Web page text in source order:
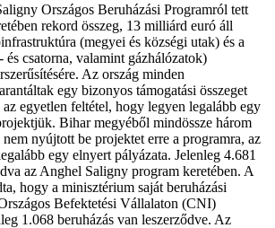
Országos Beruházási Programról tett
rekord összeg, 13 milliárd euró áll
(megyei és községi utak) és a
csatorna, valamint gázhálózatok)
Az ország minden
egy bizonyos támogatási összeget
egyetlen feltétel, hogy legyen legalább egy
Bihar megyéből mindössze három
nyújtott be projektet erre a programra, az
egy elnyert pályázata. Jelenleg 4.681
az Anghel Saligny program keretében. A
hogy a minisztérium saját beruházási
Befektetési Vállalaton (CNI)
1.068 beruházás van leszerződve. Az